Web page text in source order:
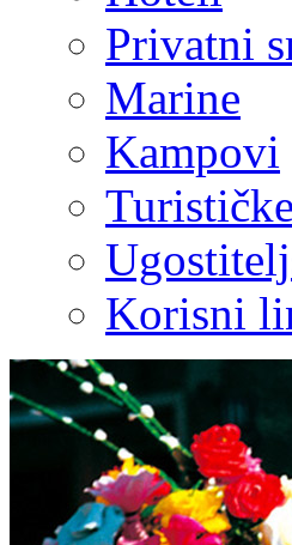
Privatni
Marine
Kampovi
Korisni